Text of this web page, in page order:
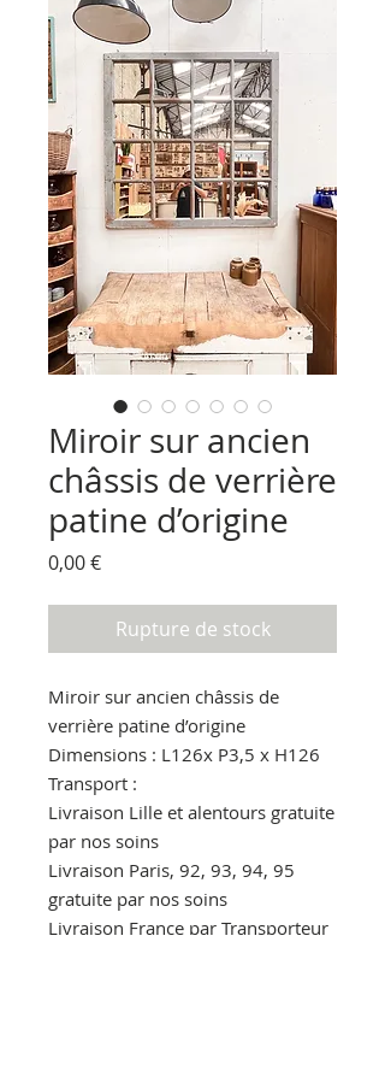
Miroir sur ancien
châssis de verrière
patine d’origine
0,00 €Prix
Rupture de stock
Miroir sur ancien châssis de
verrière patine d’origine
Dimensions : L126x P3,5 x H126
Transport :
Livraison Lille et alentours gratuite
par nos soins
Livraison Paris, 92, 93, 94, 95
gratuite par nos soins
Livraison France par Transporteur